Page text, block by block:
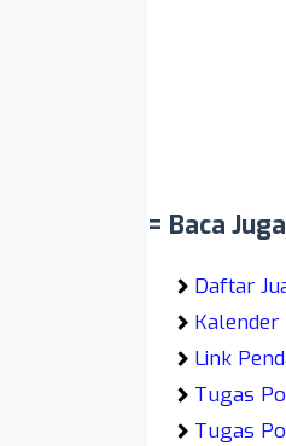
= Baca
Daftar
Kalender
Link
Tugas
Tugas